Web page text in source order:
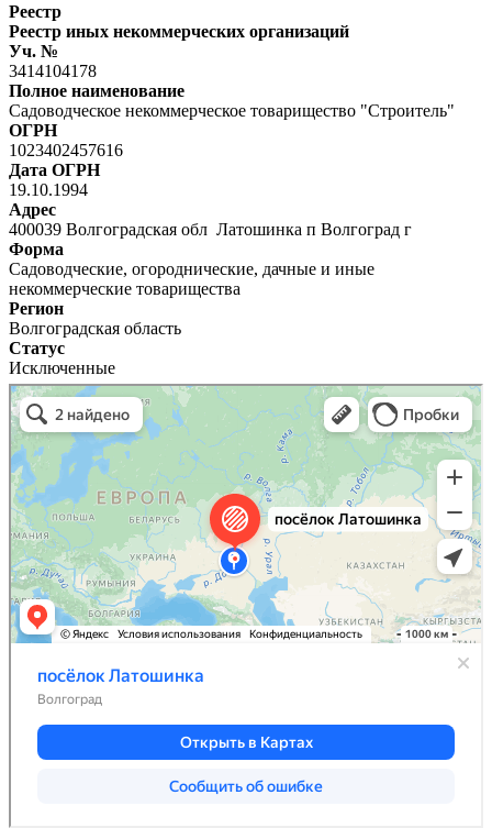
Реестр
Реестр иных некоммерческих организаций
Уч. №
3414104178
Полное наименование
Садоводческое некоммерческое товарищество "Строитель"
ОГРН
1023402457616
Дата ОГРН
19.10.1994
Адрес
400039 Волгоградская обл Латошинка п Волгоград г
Форма
Садоводческие, огороднические, дачные и иные
некоммерческие товарищества
Регион
Волгоградская область
Статус
Исключенные